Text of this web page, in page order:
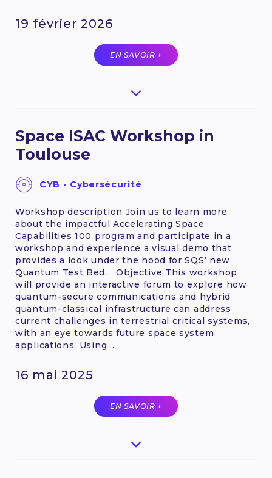
19 février 2026
EN SAVOIR +
16 mai 2025
Space ISAC Workshop in
Toulouse
CYB - Cybersécurité
Workshop description Join us to learn more
about the impactful Accelerating Space
Capabilities 100 program and participate in a
workshop and experience a visual demo that
provides a look under the hood for SQS’ new
Quantum Test Bed. Objective This workshop
will provide an interactive forum to explore how
quantum-secure communications and hybrid
quantum-classical infrastructure can address
current challenges in terrestrial critical systems,
with an eye towards future space system
applications. Using ...
EN SAVOIR +